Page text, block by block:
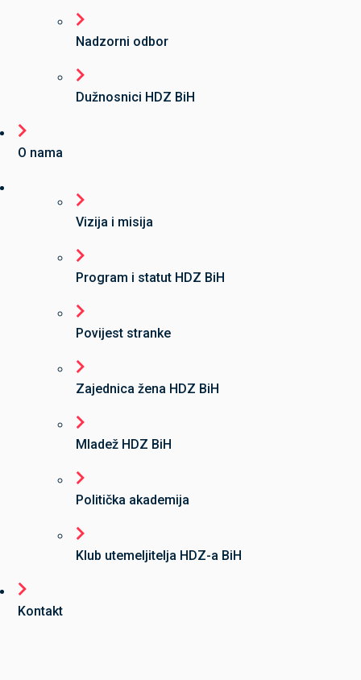
Nadzorni odbor
Dužnosnici HDZ BiH
O nama
Vizija i misija
Program i statut HDZ BiH
Povijest stranke
Zajednica žena HDZ BiH
Mladež HDZ BiH
Politička akademija
Klub utemeljitelja HDZ-a BiH
Kontakt